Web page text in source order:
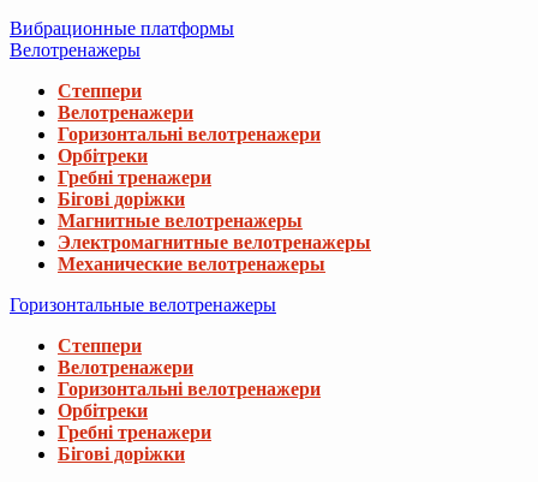
Вибрационные платформы
Велотренажеры
Степпери
Велотренажери
Горизонтальні велотренажери
Орбітреки
Гребні тренажери
Бігові доріжки
Магнитные велотренажеры
Электромагнитные велотренажеры
Механические велотренажеры
Горизонтальные велотренажеры
Степпери
Велотренажери
Горизонтальні велотренажери
Орбітреки
Гребні тренажери
Бігові доріжки